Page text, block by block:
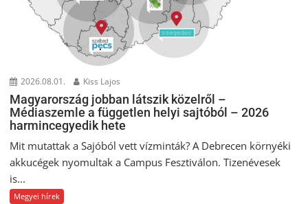
2026.08.01. Kiss Lajos
Magyarország jobban látszik közelről –
Médiaszemle a független helyi sajtóból – 2026
harmincegyedik hete
Mit mutattak a Sajóból vett vízminták? A Debrecen környéki
akkucégek nyomultak a Campus Fesztiválon. Tizenévesek
is...
Megyei hírek